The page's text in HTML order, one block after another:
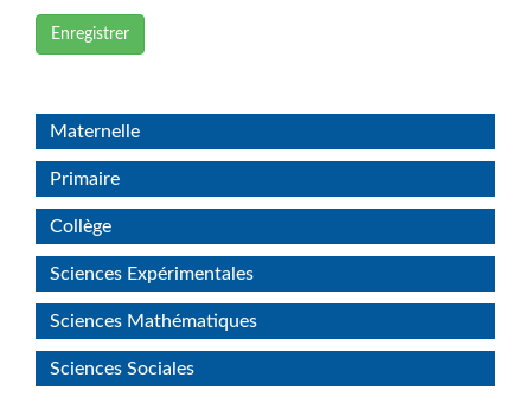
Enregistrer
Maternelle
Primaire
Collège
Sciences Expérimentales
Sciences Mathématiques
Sciences Sociales